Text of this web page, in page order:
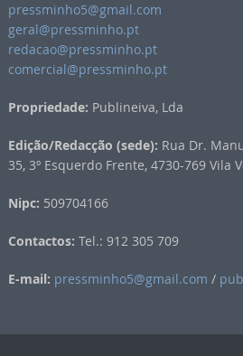
pressminho5@gmail.com
geral@pressminho.pt
redacao@pressminho.pt
comercial@pressminho.pt
Propriedade: Publineiva, Lda
Edição/Redacção (sede): Rua Dr.
35, 3º Esquerdo Frente, 4730-769 Vila
Nipc: 509704166
Contactos: Tel.: 912 305 709
E-mail: pressminho5@gmail.com /